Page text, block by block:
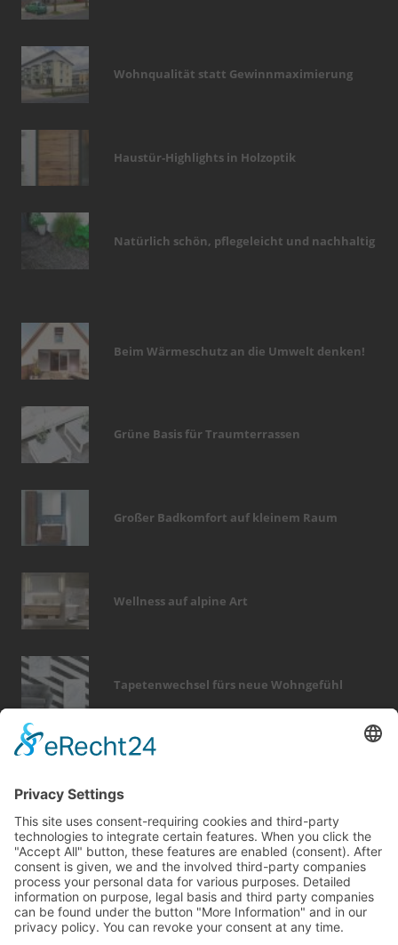
Wohnqualität statt Gewinnmaximierung
Haustür-Highlights in Holzoptik
Natürlich schön, pflegeleicht und nachhaltig
Beim Wärmeschutz an die Umwelt denken!
Grüne Basis für Traumterrassen
Großer Badkomfort auf kleinem Raum
Wellness auf alpine Art
Tapetenwechsel fürs neue Wohngefühl
renovieren keller elektro förderung
kamin
sicherheit
rund ums haus zaun
outdoor
dekoration
wellness holz fenster
smart home
finanzierung
wintergarten türen entfeuchtung